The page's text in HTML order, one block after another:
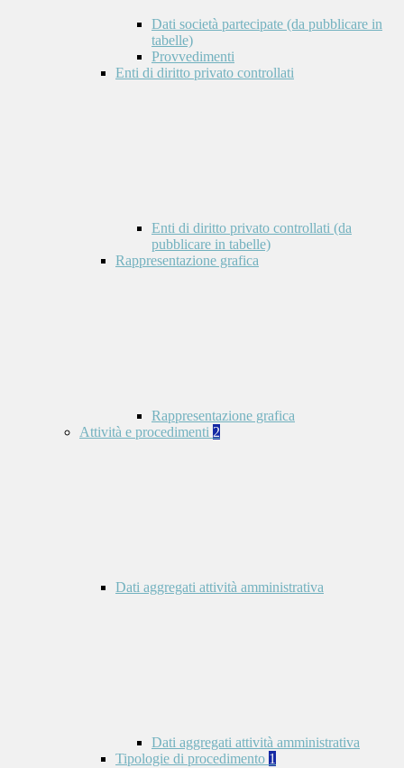
Dati società partecipate (da pubblicare in
tabelle)
Provvedimenti
Enti di diritto privato controllati
Enti di diritto privato controllati (da
pubblicare in tabelle)
Rappresentazione grafica
Rappresentazione grafica
Attività e procedimenti 2
Dati aggregati attività amministrativa
Dati aggregati attività amministrativa
Tipologie di procedimento 1